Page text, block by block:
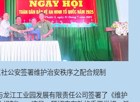
公安签署维护治安秩序之配合规制
江工业园发展有限责任公司签署了《维护